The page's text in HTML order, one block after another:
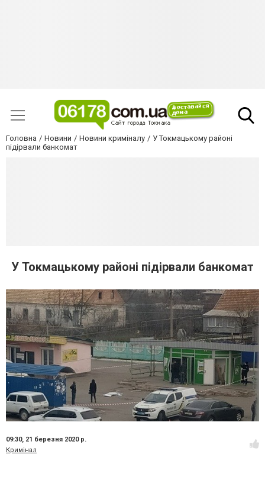
Головна Новини Новини криміналу
У Токмацькому районі
підірвали банкомат
У Токмацькому районі підірвали банкомат
09:30, 21 березня 2020 р.
Кримінал